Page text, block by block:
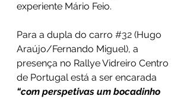
experiente Mário Feio.
Para a dupla do carro #32 (Hugo
Araújo/Fernando Miguel), a
presença no Rallye Vidreiro Centro
de Portugal está a ser encarada
“com perspetivas um bocadinho